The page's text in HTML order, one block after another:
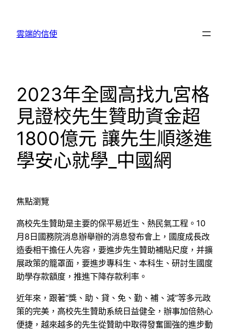
雲端的信使
2023年全國高找九宮格
見證校先生贊助資金超
1800億元 讓先生順遂進
學安心就學_中國網
焦點瀏覽
高校先生贊助是主要的保平易近生、熱民氣工程。10
月8日國務院消息辦舉辦的消息發布會上，國度成長改
造委相干擔任人先容，要進步先生贊助補貼尺度，并擴
展政策的籠罩面，要進步專科生、本科生、研討生國度
助學存款額度，推進下降存款利率。
近年來，跟著“獎、助、貸、免、勤、補、減”等多元政
策的完美，高校先生贊助系統日益健全，辦事加倍熱心
便捷，越來越多的先生從贊助中取得發奮圖強的進步動